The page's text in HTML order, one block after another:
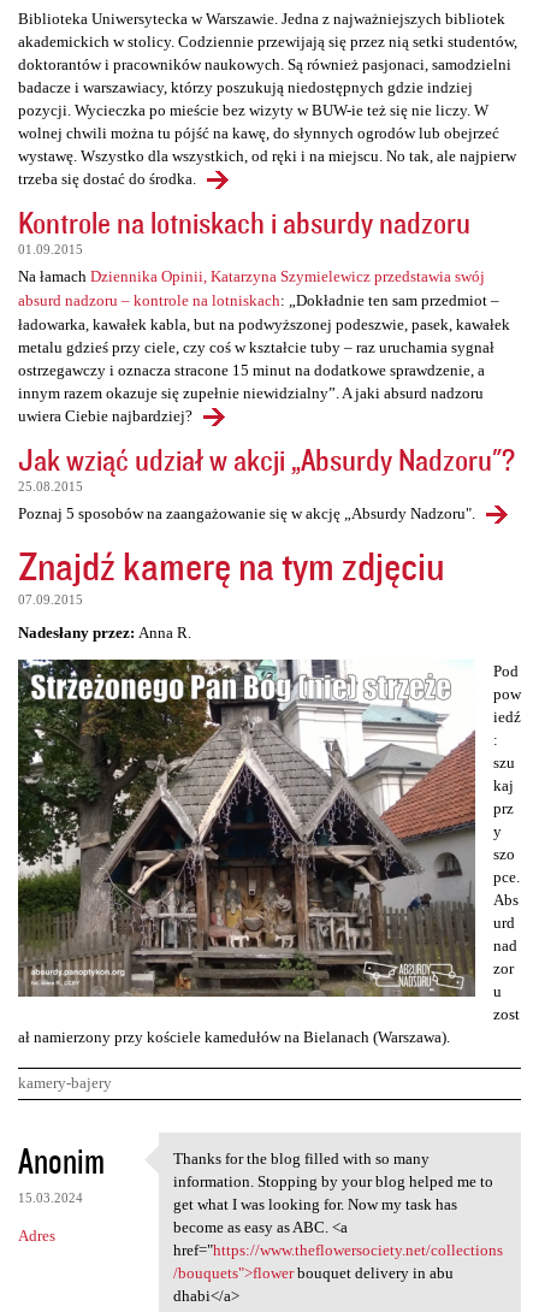
Biblioteka Uniwersytecka w Warszawie. Jedna z najważniejszych bibliotek
akademickich w stolicy. Codziennie przewijają się przez nią setki studentów,
doktorantów i pracowników naukowych. Są również pasjonaci, samodzielni
badacze i warszawiacy, którzy poszukują niedostępnych gdzie indziej
pozycji. Wycieczka po mieście bez wizyty w BUW-ie też się nie liczy. W
wolnej chwili można tu pójść na kawę, do słynnych ogrodów lub obejrzeć
wystawę. Wszystko dla wszystkich, od ręki i na miejscu. No tak, ale najpierw
trzeba się dostać do środka.
Kontrole na lotniskach i absurdy nadzoru
01.09.2015
Na łamach Dziennika Opinii, Katarzyna Szymielewicz przedstawia swój
absurd nadzoru – kontrole na lotniskach: „Dokładnie ten sam przedmiot –
ładowarka, kawałek kabla, but na podwyższonej podeszwie, pasek, kawałek
metalu gdzieś przy ciele, czy coś w kształcie tuby – raz uruchamia sygnał
ostrzegawczy i oznacza stracone 15 minut na dodatkowe sprawdzenie, a
innym razem okazuje się zupełnie niewidzialny”. A jaki absurd nadzoru
uwiera Ciebie najbardziej?
Jak wziąć udział w akcji „Absurdy Nadzoru"?
25.08.2015
Poznaj 5 sposobów na zaangażowanie się w akcję „Absurdy Nadzoru".
Znajdź kamerę na tym zdjęciu
07.09.2015
Nadesłany przez: Anna R.
Pod
pow
iedź
:
szu
kaj
prz
y
szo
pce.
Abs
urd
nad
zor
u
zost
ał namierzony przy kościele kamedułów na Bielanach (Warszawa).
kamery-bajery
K
o
m
e
Anonim
15.03.2024
Adres
Thanks for the blog filled
Thanks for the blog filled with so many
information. Stopping by your blog helped me to
get what I was looking for. Now my task has
become as easy as ABC. <a
href="https://www.theflowersociety.net/collections
/bouquets">flowerbouquet delivery in abu
dhabi</a>